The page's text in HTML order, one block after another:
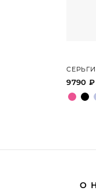
СЕРЬГИ
9790 ₽
О